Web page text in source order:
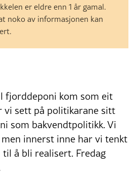
er eldre enn 1 år gamal.
noko av informasjonen kan
fjorddeponi kom som eit
vi sett på politikarane sitt
som bakvendtpolitikk. Vi
innerst inne har vi tenkt
å bli realisert. Fredag